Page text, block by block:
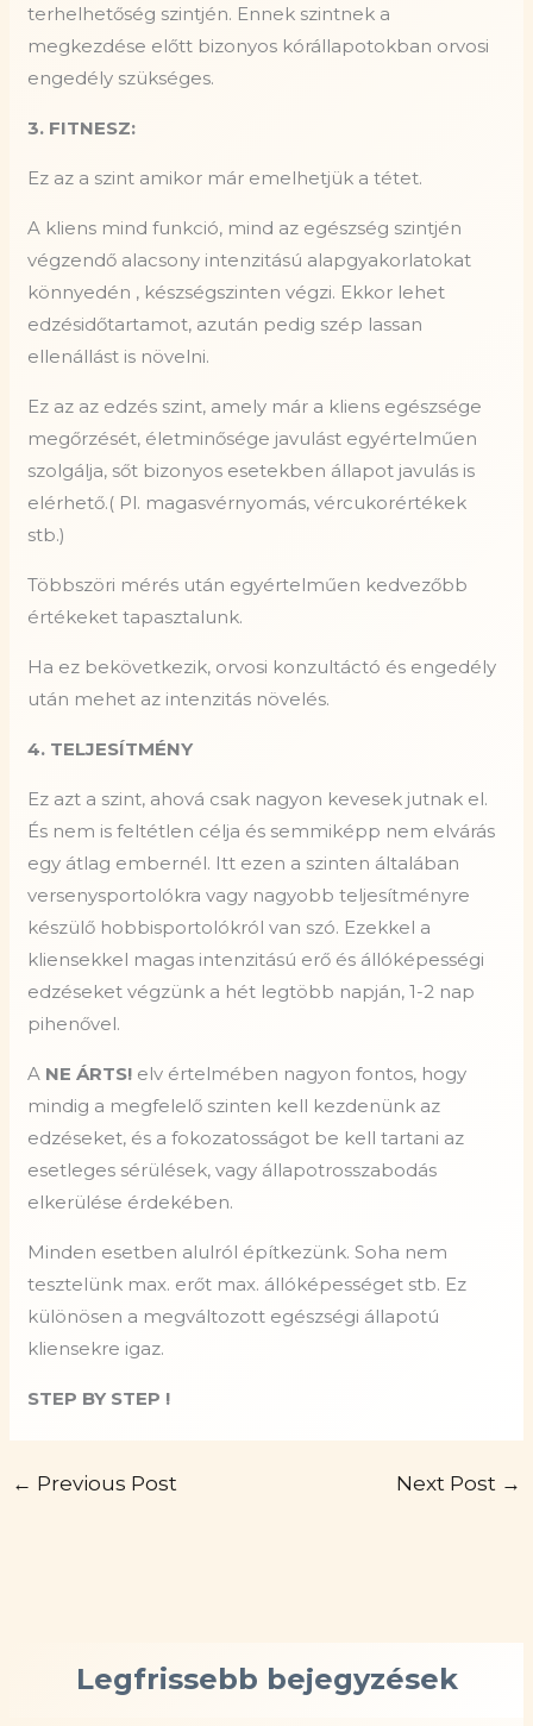
terhelhetőség szintjén. Ennek szintnek a
megkezdése előtt bizonyos kórállapotokban orvosi
engedély szükséges.
3. FITNESZ:
Ez az a szint amikor már emelhetjük a tétet.
A kliens mind funkció, mind az egészség szintjén
végzendő alacsony intenzitású alapgyakorlatokat
könnyedén , készségszinten végzi. Ekkor lehet
edzésidőtartamot, azután pedig szép lassan
ellenállást is növelni.
Ez az az edzés szint, amely már a kliens egészsége
megőrzését, életminősége javulást egyértelműen
szolgálja, sőt bizonyos esetekben állapot javulás is
elérhető.( Pl. magasvérnyomás, vércukorértékek
stb.)
Többszöri mérés után egyértelműen kedvezőbb
értékeket tapasztalunk.
Ha ez bekövetkezik, orvosi konzultáctó és engedély
után mehet az intenzitás növelés.
4. TELJESÍTMÉNY
Ez azt a szint, ahová csak nagyon kevesek jutnak el.
És nem is feltétlen célja és semmiképp nem elvárás
egy átlag embernél. Itt ezen a szinten általában
versenysportolókra vagy nagyobb teljesítményre
készülő hobbisportolókról van szó. Ezekkel a
kliensekkel magas intenzitású erő és állóképességi
edzéseket végzünk a hét legtöbb napján, 1-2 nap
pihenővel.
A NE ÁRTS! elv értelmében nagyon fontos, hogy
mindig a megfelelő szinten kell kezdenünk az
edzéseket, és a fokozatosságot be kell tartani az
esetleges sérülések, vagy állapotrosszabodás
elkerülése érdekében.
Minden esetben alulról építkezünk. Soha nem
tesztelünk max. erőt max. állóképességet stb. Ez
különösen a megváltozott egészségi állapotú
kliensekre igaz.
STEP BY STEP !
← Previous Post Next Post →
Legfrissebb bejegyzések